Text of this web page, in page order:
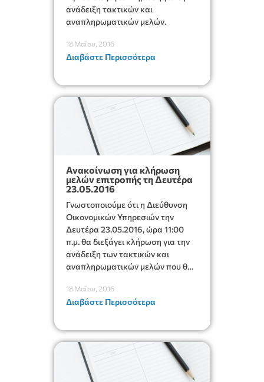
ανάδειξη τακτικών και
αναπληρωματικών μελών.
18 Μαΐου, 2016
Διαβάστε Περισσότερα
Ανακοίνωση για κλήρωση
μελών επιτροπής τη Δευτέρα
23.05.2016
Γνωστοποιούμε ότι η Διεύθυνση
Οικονομικών Υπηρεσιών την
Δευτέρα 23.05.2016, ώρα 11:00
π.μ. θα διεξάγει κλήρωση για την
ανάδειξη των τακτικών και
αναπληρωματικών μελών που θα
παραλαβής του φορέα 70 του
Ν.Π.Δ.Δ. «ΠΕΡΙΒΑΛΛΟΝ ΔΗΜΟΥ
18 Μαΐου, 2016
Διαβάστε Περισσότερα